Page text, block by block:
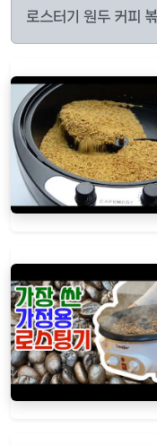
로스터기 원두 커피